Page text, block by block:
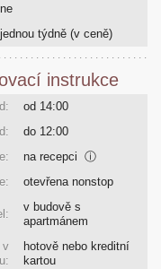
ne
jednou týdně (v ceně)
instrukce
od 14:00
do 12:00
na recepci ⓘ
otevřena nonstop
v budově s
apartmánem
v
hotově nebo kreditní
kartou